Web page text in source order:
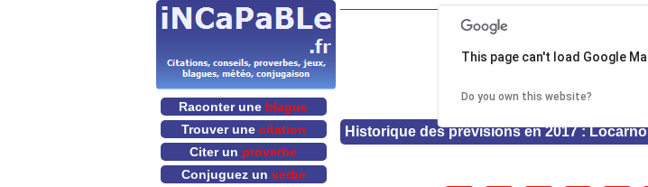
Historique des prévisions en 2017 :
This page can't load Google
Do you own this website?
Raconter une blague
Trouver une citation
Citer un proverbe
Conjuguez un verbe